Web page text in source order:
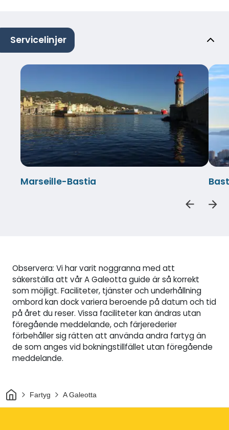
Servicelinjer
Marseille-Bastia
Observera: Vi har varit noggranna med att
säkerställa att vår A Galeotta guide är så korrekt
som möjligt. Faciliteter, tjänster och underhållning
ombord kan dock variera beroende på datum och tid
på året du reser. Vissa faciliteter kan ändras utan
föregående meddelande, och färjerederier
förbehåller sig rätten att använda andra fartyg än
de som anges vid bokningstillfället utan föregående
meddelande.
HemFartyg A Galeotta